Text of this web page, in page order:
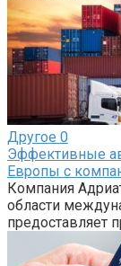
Другое 0
Эффективные
Европы с
Компания
области
предоставляет